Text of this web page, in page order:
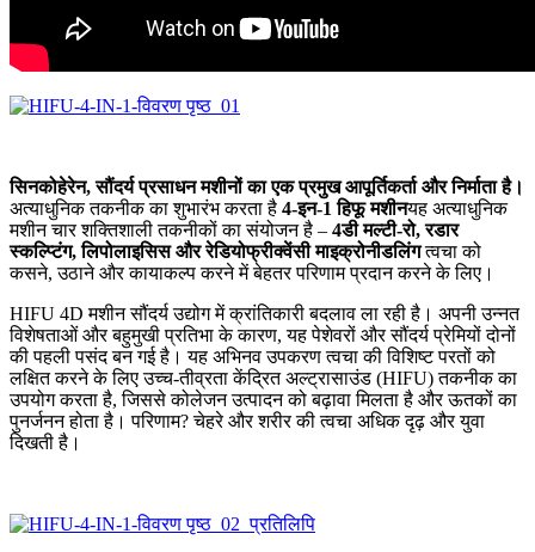
सिनकोहेरेन, सौंदर्य प्रसाधन मशीनों का एक प्रमुख आपूर्तिकर्ता और निर्माता है।
अत्याधुनिक तकनीक का शुभारंभ करता है 4-इन-1 हिफू मशीनयह अत्याधुनिक
मशीन चार शक्तिशाली तकनीकों का संयोजन है – 4डी मल्टी-रो, रडार
स्कल्प्टिंग, लिपोलाइसिस और रेडियोफ्रीक्वेंसी माइक्रोनीडलिंगत्वचा को
कसने, उठाने और कायाकल्प करने में बेहतर परिणाम प्रदान करने के लिए।
HIFU 4D मशीन सौंदर्य उद्योग में क्रांतिकारी बदलाव ला रही है। अपनी उन्नत
विशेषताओं और बहुमुखी प्रतिभा के कारण, यह पेशेवरों और सौंदर्य प्रेमियों दोनों
की पहली पसंद बन गई है। यह अभिनव उपकरण त्वचा की विशिष्ट परतों को
लक्षित करने के लिए उच्च-तीव्रता केंद्रित अल्ट्रासाउंड (HIFU) तकनीक का
उपयोग करता है, जिससे कोलेजन उत्पादन को बढ़ावा मिलता है और ऊतकों का
पुनर्जनन होता है। परिणाम? चेहरे और शरीर की त्वचा अधिक दृढ़ और युवा
दिखती है।